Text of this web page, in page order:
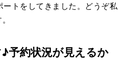
トをしてきました。どうぞ私
予約状況が見えるか